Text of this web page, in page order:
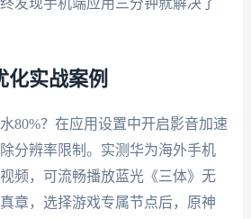
发现手机端应用三分钟就解决了
化实战案例
80%？在应用设置中开启影音加速
分辨率限制。实测华为海外手机
频，可流畅播放蓝光《三体》无
章，选择游戏专属节点后，原神